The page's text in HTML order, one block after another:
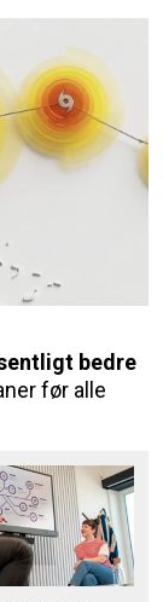
bedre
før alle